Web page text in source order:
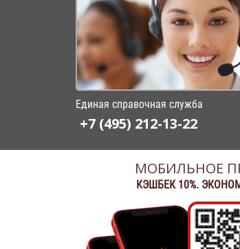
Единая справочная служба
+7 (495) 212-13-22
МОБИЛЬНОЕ
КЭШБЕК 10%.